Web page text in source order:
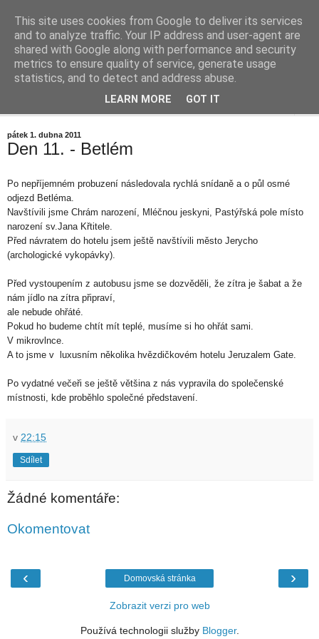
Cestičky blog
... okolo vesničky (aneb mrňavý Internetový deníček)
pátek 1. dubna 2011
Den 11. - Betlém
Po nepříjemném probuzení následovala rychlá snídaně a o půl osmé
odjezd Betléma.
Navštívili jsme Chrám narození, Mléčnou jeskyni, Pastýřská pole místo
narození sv.Jana Křtitele.
Před návratem do hotelu jsem ještě navštívili město Jerycho
(archologické vykopávky).
Před vystoupením z autobusu jsme se dozvěděli, že zítra je šabat a že
nám jídlo na zítra připraví,
ale nebude ohřáté.
Pokud ho budeme chtít mít teplé, musíme si ho ohřát sami.
V mikrovlnce.
A to jsme v luxusním několika hvězdičkovém hotelu Jeruzalem Gate.
Po vydatné večeři se ještě většina z nás vypravila do společenské
místnosti, kde proběhlo společné představení.
v 22:15
Sdílet
Žádné komentáře:
Okomentovat
‹ ›
Domovská stránka
Zobrazit verzi pro web
Používá technologii služby Blogger.
This site uses cookies from Google to deliver its services
and to analyze traffic. Your IP address and user-agent are
shared with Google along with performance and security
metrics to ensure quality of service, generate usage
statistics, and to detect and address abuse.
LEARN MORE GOT IT